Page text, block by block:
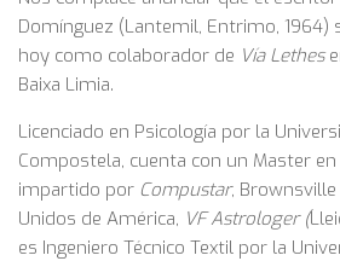
Domínguez (Lantemil, Entrimo, 1964)
hoy como colaborador de Vía Lethes
Baixa Limia.
Licenciado en Psicología por la
Compostela, cuenta con un Master en
impartido por Compustar, Brownsville
Unidos de América, VF Astrologer (
es Ingeniero Técnico Textil por la